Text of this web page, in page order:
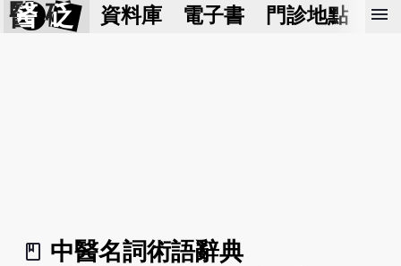
醫 砭 資料庫 電子書 門診地點 預
menu
book_2
中醫名詞術語辭典